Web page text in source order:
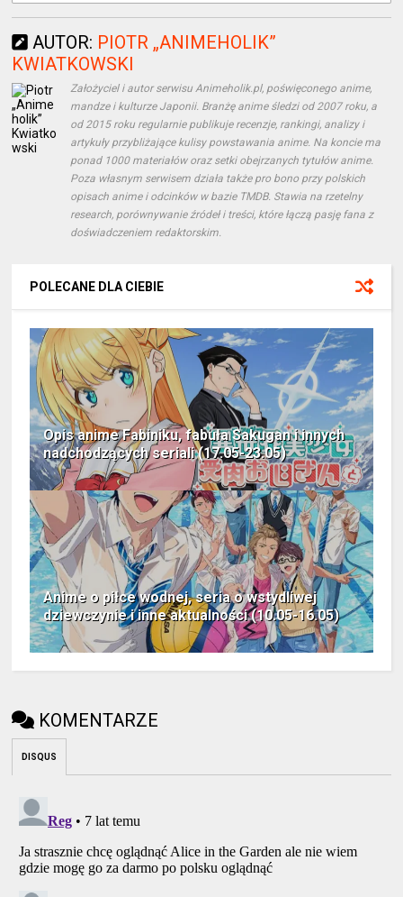
AUTOR: PIOTR „ANIMEHOLIK”
KWIATKOWSKI
Założyciel i autor serwisu Animeholik.pl, poświęconego anime,
mandze i kulturze Japonii. Branżę anime śledzi od 2007 roku, a
od 2015 roku regularnie publikuje recenzje, rankingi, analizy i
artykuły przybliżające kulisy powstawania anime. Na koncie ma
ponad 1000 materiałów oraz setki obejrzanych tytułów anime.
Poza własnym serwisem działa także pro bono przy polskich
opisach anime i odcinków w bazie TMDB. Stawia na rzetelny
research, porównywanie źródeł i treści, które łączą pasję fana z
doświadczeniem redaktorskim.
POLECANE DLA CIEBIE
Opis anime Fabiniku, fabuła Sakugan i innych
nadchodzących seriali (17.05-23.05)
Anime o piłce wodnej, seria o wstydliwej
dziewczynie i inne aktualności (10.05-16.05)
KOMENTARZE
DISQUS